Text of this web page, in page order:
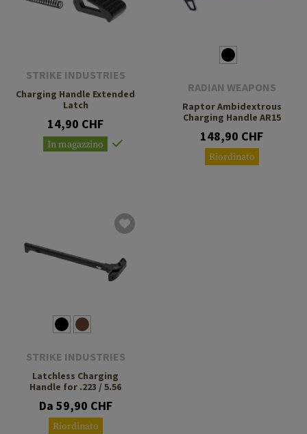
STRIKE INDUSTRIES
Charging Handle Extended
Latch
14,90 CHF
In magazzino
RADIAN WEAPONS
Raptor Ambidextrous
Charging Handle AR15
148,90 CHF
Riordinato
STRIKE INDUSTRIES
Latchless Charging
Handle for .223 / 5.56
Da 59,90 CHF
Riordinato